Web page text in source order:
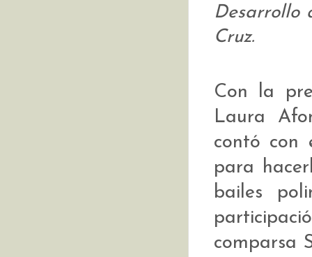
Desarrollo
Cruz.
Con la
Laura
contó con
para
bailes
comparsa